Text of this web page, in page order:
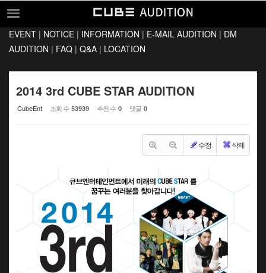
EVENT
INFORMATION
E-MAIL AUDITION
LOCATION
EVENT | NOTICE | INFORMATION | E-MAIL AUDITION | DM
AUDITION | FAQ | Q&A | LOCATION
2014 3rd CUBE STAR AUDITION
CubeEnt 조회 수 53939 추천 수 0 댓글 0
수정 삭제